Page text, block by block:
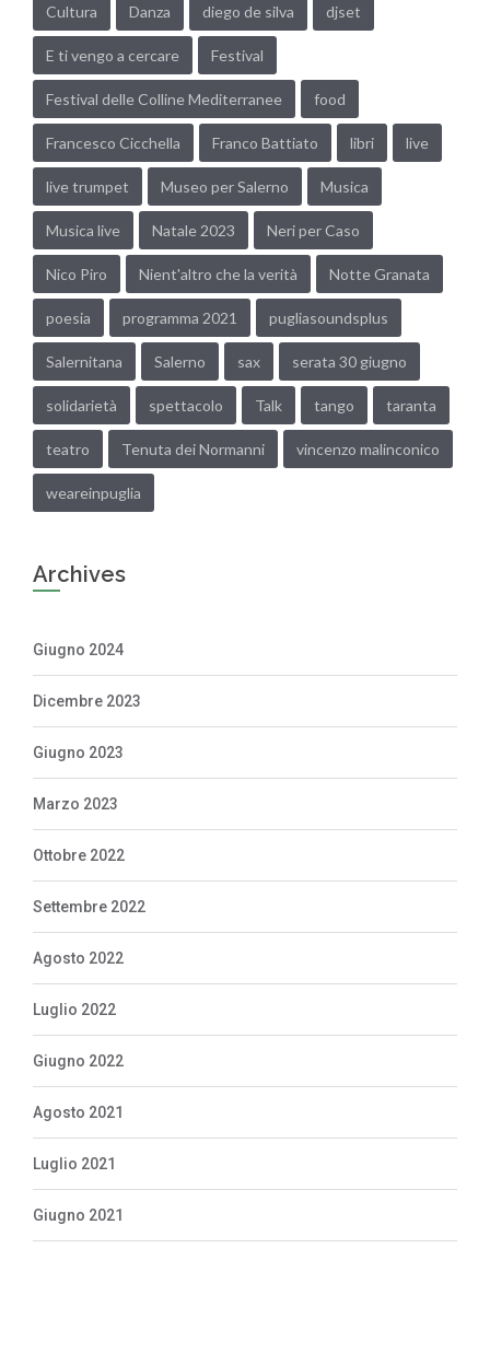
Cultura Danza diego de silva djset
E ti vengo a cercare Festival
Festival delle Colline Mediterranee food
Francesco Cicchella Franco Battiato libri live
live trumpet Museo per Salerno Musica
Musica live Natale 2023 Neri per Caso
Nico Piro Nient'altro che la verità Notte Granata
poesia programma 2021 pugliasoundsplus
Salernitana Salerno sax serata 30 giugno
solidarietà spettacolo Talk tango taranta
teatro Tenuta dei Normanni vincenzo malinconico
weareinpuglia
Archives
Giugno 2024
Dicembre 2023
Giugno 2023
Marzo 2023
Ottobre 2022
Settembre 2022
Agosto 2022
Luglio 2022
Giugno 2022
Agosto 2021
Luglio 2021
Giugno 2021